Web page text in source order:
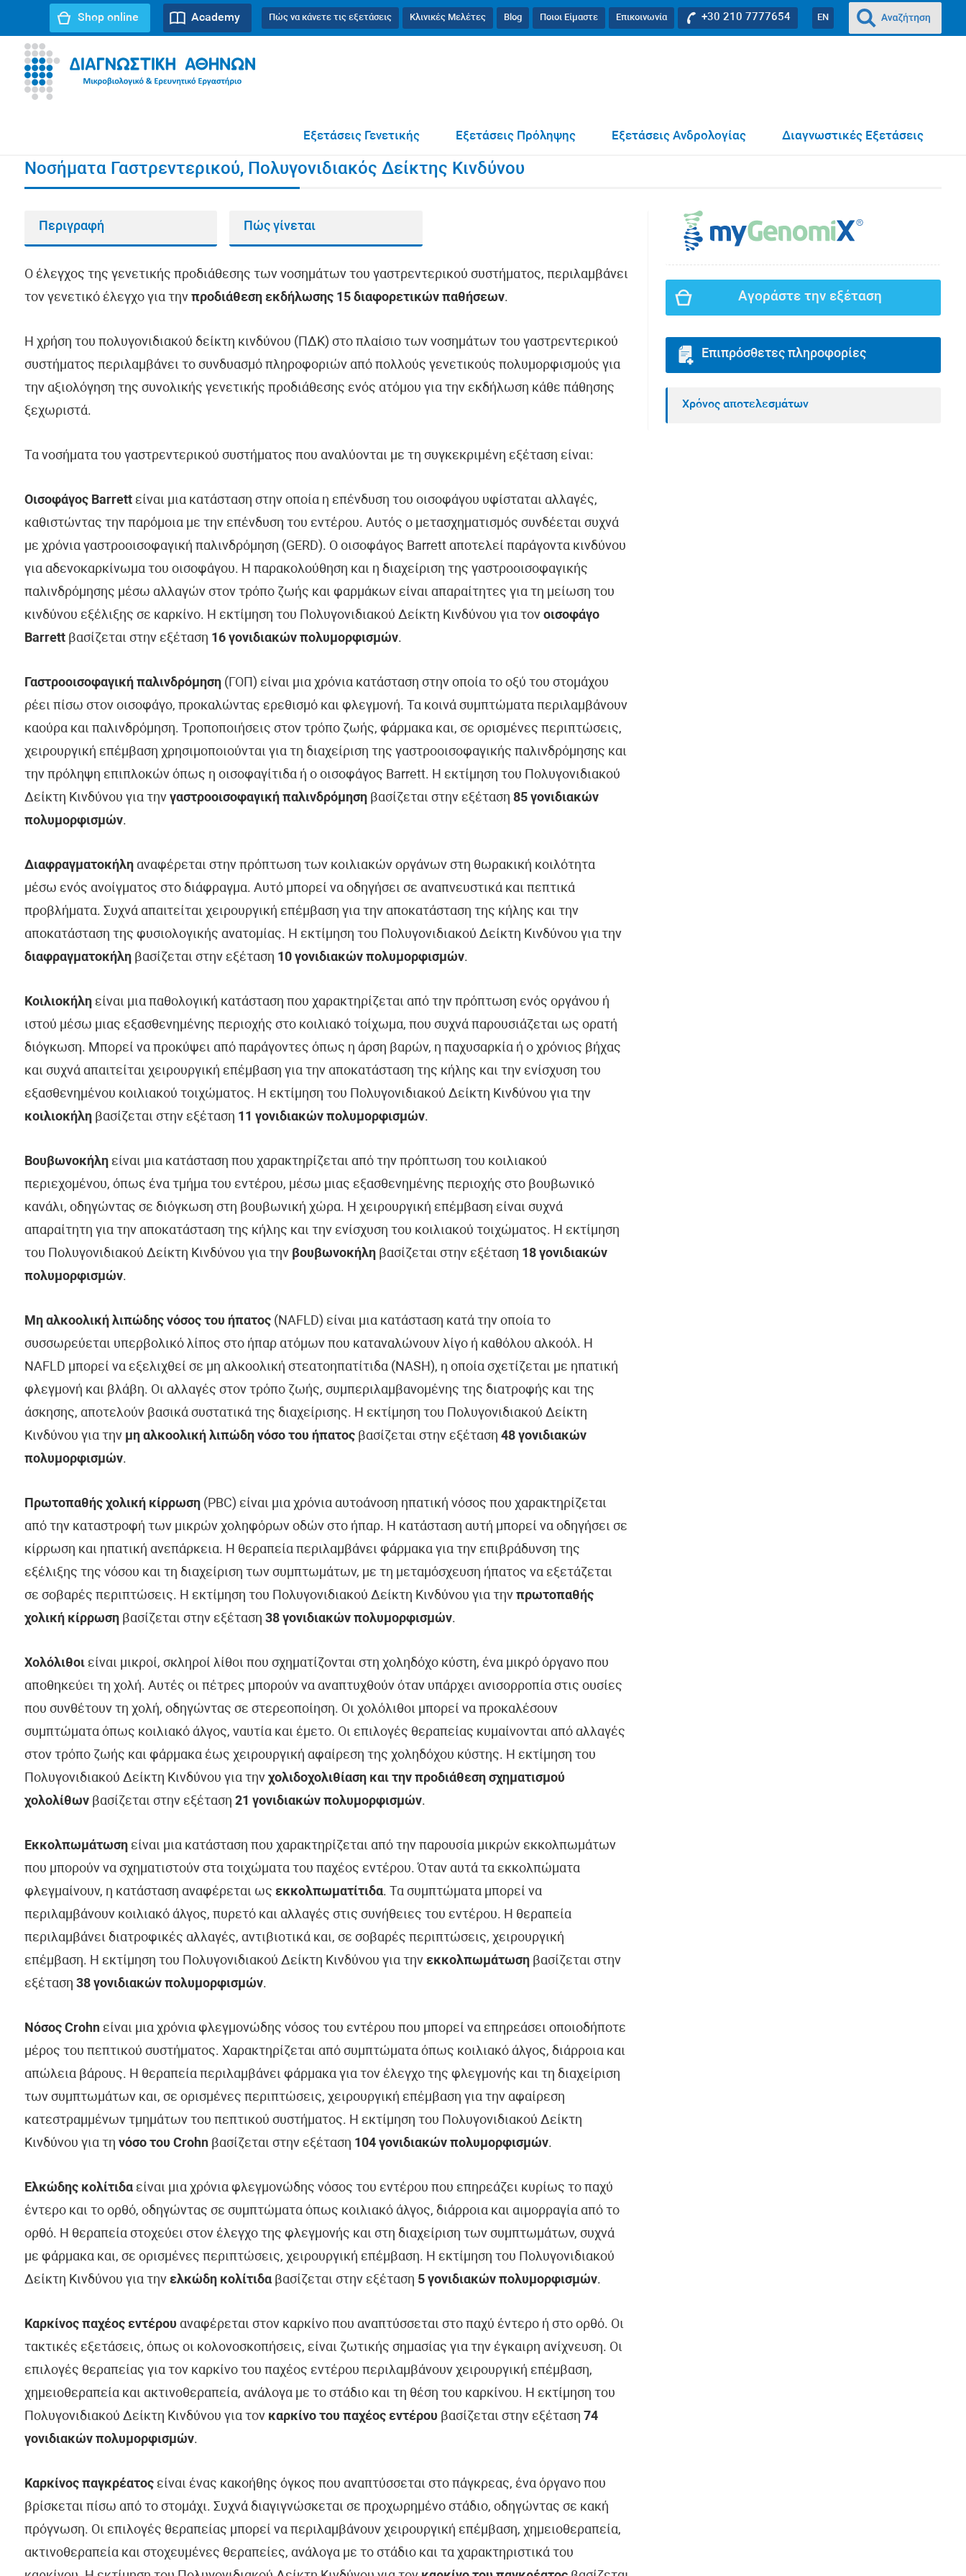
EN
+30 210 7777654
Επικοινωνία
Ποιοι Είμαστε
Blog
Κλινικές Μελέτες
Πώς να κάνετε τις εξετάσεις
Academy
Shop online
Διαγνωστικές Εξετάσεις
Εξετάσεις Ανδρολογίας
Εξετάσεις Πρόληψης
Εξετάσεις Γενετικής
Νοσήματα Γαστρεντερικού, Πολυγονιδιακός Δείκτης Κινδύνου
Περιγραφή Πώς γίνεται
Ο έλεγχος της γενετικής προδιάθεσης των νοσημάτων του γαστρεντερικού συστήματος, περιλαμβάνει
τον γενετικό έλεγχο για την προδιάθεση εκδήλωσης 15 διαφορετικών παθήσεων.
Η χρήση του πολυγονιδιακού δείκτη κινδύνου (ΠΔΚ) στο πλαίσιο των νοσημάτων του γαστρεντερικού
συστήματος περιλαμβάνει το συνδυασμό πληροφοριών από πολλούς γενετικούς πολυμορφισμούς για
την αξιολόγηση της συνολικής γενετικής προδιάθεσης ενός ατόμου για την εκδήλωση κάθε πάθησης
ξεχωριστά.
Τα νοσήματα του γαστρεντερικού συστήματος που αναλύονται με τη συγκεκριμένη εξέταση είναι:
Οισοφάγος Barrettείναι μια κατάσταση στην οποία η επένδυση του οισοφάγου υφίσταται αλλαγές,
καθιστώντας την παρόμοια με την επένδυση του εντέρου. Αυτός ο μετασχηματισμός συνδέεται συχνά
με χρόνια γαστροοισοφαγική παλινδρόμηση (GERD). Ο οισοφάγος Barrett αποτελεί παράγοντα κινδύνου
για αδενοκαρκίνωμα του οισοφάγου. Η παρακολούθηση και η διαχείριση της γαστροοισοφαγικής
παλινδρόμησης μέσω αλλαγών στον τρόπο ζωής και φαρμάκων είναι απαραίτητες για τη μείωση του
κινδύνου εξέλιξης σε καρκίνο. Η εκτίμηση του Πολυγονιδιακού Δείκτη Κινδύνου για τον οισοφάγο
Barrettβασίζεται στην εξέταση 16 γονιδιακών πολυμορφισμών.
Γαστροοισοφαγική παλινδρόμηση(ΓΟΠ) είναι μια χρόνια κατάσταση στην οποία το οξύ του στομάχου
ρέει πίσω στον οισοφάγο, προκαλώντας ερεθισμό και φλεγμονή. Τα κοινά συμπτώματα περιλαμβάνουν
καούρα και παλινδρόμηση. Τροποποιήσεις στον τρόπο ζωής, φάρμακα και, σε ορισμένες περιπτώσεις,
χειρουργική επέμβαση χρησιμοποιούνται για τη διαχείριση της γαστροοισοφαγικής παλινδρόμησης και
την πρόληψη επιπλοκών όπως η οισοφαγίτιδα ή ο οισοφάγος Barrett. Η εκτίμηση του Πολυγονιδιακού
Δείκτη Κινδύνου για την γαστροοισοφαγική παλινδρόμησηβασίζεται στην εξέταση 85 γονιδιακών
πολυμορφισμών.
Διαφραγματοκήληαναφέρεται στην πρόπτωση των κοιλιακών οργάνων στη θωρακική κοιλότητα
μέσω ενός ανοίγματος στο διάφραγμα. Αυτό μπορεί να οδηγήσει σε αναπνευστικά και πεπτικά
προβλήματα. Συχνά απαιτείται χειρουργική επέμβαση για την αποκατάσταση της κήλης και την
αποκατάσταση της φυσιολογικής ανατομίας. Η εκτίμηση του Πολυγονιδιακού Δείκτη Κινδύνου για την
διαφραγματοκήληβασίζεται στην εξέταση 10 γονιδιακών πολυμορφισμών.
Κοιλιοκήληείναι μια παθολογική κατάσταση που χαρακτηρίζεται από την πρόπτωση ενός οργάνου ή
ιστού μέσω μιας εξασθενημένης περιοχής στο κοιλιακό τοίχωμα, που συχνά παρουσιάζεται ως ορατή
διόγκωση. Μπορεί να προκύψει από παράγοντες όπως η άρση βαρών, η παχυσαρκία ή ο χρόνιος βήχας
και συχνά απαιτείται χειρουργική επέμβαση για την αποκατάσταση της κήλης και την ενίσχυση του
εξασθενημένου κοιλιακού τοιχώματος. Η εκτίμηση του Πολυγονιδιακού Δείκτη Κινδύνου για την
κοιλιοκήληβασίζεται στην εξέταση 11 γονιδιακών πολυμορφισμών.
Βουβωνοκήληείναι μια κατάσταση που χαρακτηρίζεται από την πρόπτωση του κοιλιακού
περιεχομένου, όπως ένα τμήμα του εντέρου, μέσω μιας εξασθενημένης περιοχής στο βουβωνικό
κανάλι, οδηγώντας σε διόγκωση στη βουβωνική χώρα. Η χειρουργική επέμβαση είναι συχνά
απαραίτητη για την αποκατάσταση της κήλης και την ενίσχυση του κοιλιακού τοιχώματος. Η εκτίμηση
του Πολυγονιδιακού Δείκτη Κινδύνου για την βουβωνοκήληβασίζεται στην εξέταση 18 γονιδιακών
πολυμορφισμών.
Μη αλκοολική λιπώδης νόσος του ήπατος(NAFLD) είναι μια κατάσταση κατά την οποία το
συσσωρεύεται υπερβολικό λίπος στο ήπαρ ατόμων που καταναλώνουν λίγο ή καθόλου αλκοόλ. Η
NAFLD μπορεί να εξελιχθεί σε μη αλκοολική στεατοηπατίτιδα (NASH), η οποία σχετίζεται με ηπατική
φλεγμονή και βλάβη. Οι αλλαγές στον τρόπο ζωής, συμπεριλαμβανομένης της διατροφής και της
άσκησης, αποτελούν βασικά συστατικά της διαχείρισης. Η εκτίμηση του Πολυγονιδιακού Δείκτη
Κινδύνου για την μη αλκοολική λιπώδη νόσο του ήπατοςβασίζεται στην εξέταση 48 γονιδιακών
πολυμορφισμών.
Πρωτοπαθής χολική κίρρωση(PBC) είναι μια χρόνια αυτοάνοση ηπατική νόσος που χαρακτηρίζεται
από την καταστροφή των μικρών χοληφόρων οδών στο ήπαρ. Η κατάσταση αυτή μπορεί να οδηγήσει σε
κίρρωση και ηπατική ανεπάρκεια. Η θεραπεία περιλαμβάνει φάρμακα για την επιβράδυνση της
εξέλιξης της νόσου και τη διαχείριση των συμπτωμάτων, με τη μεταμόσχευση ήπατος να εξετάζεται
σε σοβαρές περιπτώσεις. Η εκτίμηση του Πολυγονιδιακού Δείκτη Κινδύνου για την πρωτοπαθής
χολική κίρρωσηβασίζεται στην εξέταση 38 γονιδιακών πολυμορφισμών.
Χολόλιθοιείναι μικροί, σκληροί λίθοι που σχηματίζονται στη χοληδόχο κύστη, ένα μικρό όργανο που
αποθηκεύει τη χολή. Αυτές οι πέτρες μπορούν να αναπτυχθούν όταν υπάρχει ανισορροπία στις ουσίες
που συνθέτουν τη χολή, οδηγώντας σε στερεοποίηση. Οι χολόλιθοι μπορεί να προκαλέσουν
συμπτώματα όπως κοιλιακό άλγος, ναυτία και έμετο. Οι επιλογές θεραπείας κυμαίνονται από αλλαγές
στον τρόπο ζωής και φάρμακα έως χειρουργική αφαίρεση της χοληδόχου κύστης. Η εκτίμηση του
Πολυγονιδιακού Δείκτη Κινδύνου για την χολιδοχολιθίαση και την προδιάθεση σχηματισμού
χολολίθωνβασίζεται στην εξέταση 21 γονιδιακών πολυμορφισμών.
Εκκολπωμάτωσηείναι μια κατάσταση που χαρακτηρίζεται από την παρουσία μικρών εκκολπωμάτων
που μπορούν να σχηματιστούν στα τοιχώματα του παχέος εντέρου. Όταν αυτά τα εκκολπώματα
φλεγμαίνουν, η κατάσταση αναφέρεται ως εκκολπωματίτιδα. Τα συμπτώματα μπορεί να
περιλαμβάνουν κοιλιακό άλγος, πυρετό και αλλαγές στις συνήθειες του εντέρου. Η θεραπεία
περιλαμβάνει διατροφικές αλλαγές, αντιβιοτικά και, σε σοβαρές περιπτώσεις, χειρουργική
επέμβαση. Η εκτίμηση του Πολυγονιδιακού Δείκτη Κινδύνου για την εκκολπωμάτωσηβασίζεται στην
εξέταση 38 γονιδιακών πολυμορφισμών.
Νόσος Crohnείναι μια χρόνια φλεγμονώδης νόσος του εντέρου που μπορεί να επηρεάσει οποιοδήποτε
μέρος του πεπτικού συστήματος. Χαρακτηρίζεται από συμπτώματα όπως κοιλιακό άλγος, διάρροια και
απώλεια βάρους. Η θεραπεία περιλαμβάνει φάρμακα για τον έλεγχο της φλεγμονής και τη διαχείριση
των συμπτωμάτων και, σε ορισμένες περιπτώσεις, χειρουργική επέμβαση για την αφαίρεση
κατεστραμμένων τμημάτων του πεπτικού συστήματος. Η εκτίμηση του Πολυγονιδιακού Δείκτη
Κινδύνου για τη νόσο του Crohnβασίζεται στην εξέταση 104 γονιδιακών πολυμορφισμών.
Ελκώδης κολίτιδαείναι μια χρόνια φλεγμονώδης νόσος του εντέρου που επηρεάζει κυρίως το παχύ
έντερο και το ορθό, οδηγώντας σε συμπτώματα όπως κοιλιακό άλγος, διάρροια και αιμορραγία από το
ορθό. Η θεραπεία στοχεύει στον έλεγχο της φλεγμονής και στη διαχείριση των συμπτωμάτων, συχνά
με φάρμακα και, σε ορισμένες περιπτώσεις, χειρουργική επέμβαση. Η εκτίμηση του Πολυγονιδιακού
Δείκτη Κινδύνου για την ελκώδη κολίτιδαβασίζεται στην εξέταση 5 γονιδιακών πολυμορφισμών.
Καρκίνος παχέος εντέρου αναφέρεται στον καρκίνο που αναπτύσσεται στο παχύ έντερο ή στο ορθό. Οι
τακτικές εξετάσεις, όπως οι κολονοσκοπήσεις, είναι ζωτικής σημασίας για την έγκαιρη ανίχνευση. Οι
επιλογές θεραπείας για τον καρκίνο του παχέος εντέρου περιλαμβάνουν χειρουργική επέμβαση,
χημειοθεραπεία και ακτινοθεραπεία, ανάλογα με το στάδιο και τη θέση του καρκίνου. Η εκτίμηση του
Πολυγονιδιακού Δείκτη Κινδύνου για τον καρκίνο του παχέος εντέρου βασίζεται στην εξέταση 74
γονιδιακών πολυμορφισμών.
Καρκίνος παγκρέατοςείναι ένας κακοήθης όγκος που αναπτύσσεται στο πάγκρεας, ένα όργανο που
βρίσκεται πίσω από το στομάχι. Συχνά διαγιγνώσκεται σε προχωρημένο στάδιο, οδηγώντας σε κακή
πρόγνωση. Οι επιλογές θεραπείας μπορεί να περιλαμβάνουν χειρουργική επέμβαση, χημειοθεραπεία,
ακτινοθεραπεία και στοχευμένες θεραπείες, ανάλογα με το στάδιο και τα χαρακτηριστικά του
Αγοράστε την εξέταση
Επιπρόσθετες πληροφορίες
Χρόνος αποτελεσμάτων